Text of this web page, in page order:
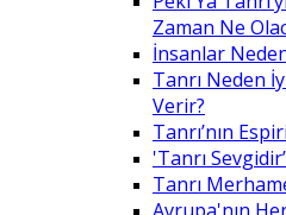
Zaman Ne
İnsanlar
Tanrı Neden
Verir?
Tanrı’nın
'Tanrı
Tanrı